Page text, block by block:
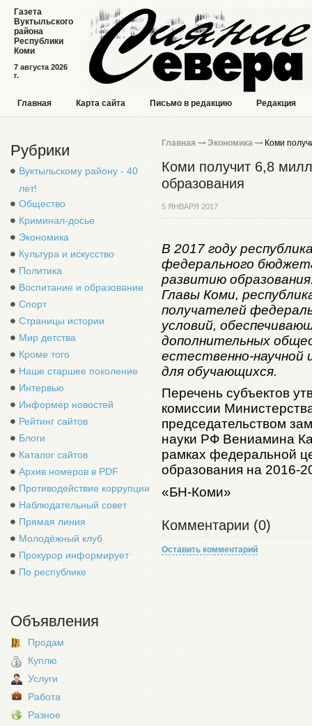
7 августа 2026
г.
Газета
Вуктыльского
района
Республики
Коми
Главная Карта сайта Письмо в редакцию Редакция
Рубрики
Вуктыльскому району - 40
лет!
Общество
Криминал-досье
Экономика
Культура и искусство
Политика
Воспитание и образование
Спорт
Страницы истории
Мир детства
Кроме того
Наше старшее поколение
Интервью
Информер новостей
Рейтинг сайтов
Блоги
Каталог сайтов
Архив номеров в PDF
Противодействие коррупции
Наблюдательный совет
Прямая линия
Молодёжный клуб
Прокурор информирует
По республике
Объявления
Продам
Куплю
Услуги
Работа
Разное
Главная Экономика Коми
Коми получит 6,8
образования
5 ЯНВАРЯ 2017
В 2017 году
федерального
развитию
Главы Коми,
получателей
условий,
дополнительных
естественно-научной
для обучающихся.
Перечень субъектов
комиссии
председательством
науки РФ Вениамина
рамках федеральной
образования на 2016-
«БН-Коми»
Комментарии (0)
Оставить комментарий